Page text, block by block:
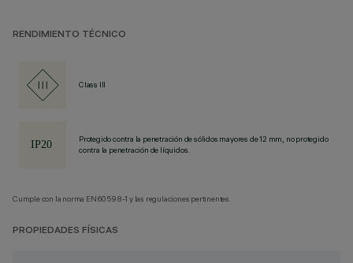
RENDIMIENTO TÉCNICO
Class III
Protegido contra la penetración de sólidos mayores de 12 mm, no protegido
contra la penetración de líquidos.
Cumple con la norma EN60598-1 y las regulaciones pertinentes.
PROPIEDADES FÍSICAS